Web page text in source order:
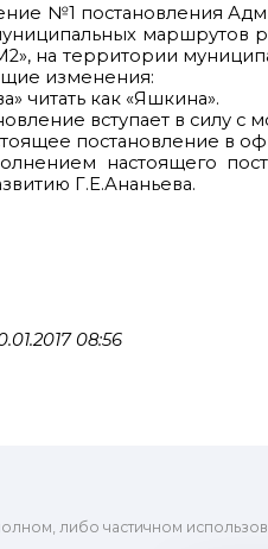
№1 постановления
маршрутов
на территории
изменения:
читать как «Яшкина».
вступает в силу с
постановление в
настоящего
Г.Е.Ананьева.
08:56
либо частичном